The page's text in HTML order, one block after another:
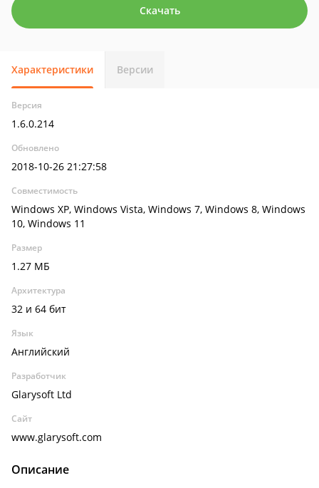
Скачать
Характеристики Версии
Версия
1.6.0.214
Обновлено
2018-10-26 21:27:58
Совместимость
Windows XP, Windows Vista, Windows 7, Windows 8, Windows
10, Windows 11
Размер
1.27 МБ
Архитектура
32 и 64 бит
Язык
Английский
Разработчик
Glarysoft Ltd
Сайт
www.glarysoft.com
Описание